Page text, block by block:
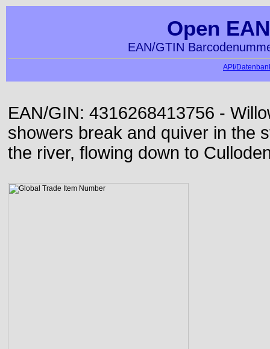
Open
EAN/GTIN
API/
EAN/GIN: 4316268413756 -
showers break and quiver in the
the river, flowing down to